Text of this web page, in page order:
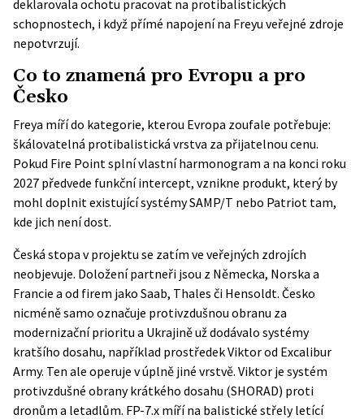
deklarovala ochotu pracovat na protibalistických
schopnostech, i když přímé napojení na Freyu veřejné zdroje
nepotvrzují.
Co to znamená pro Evropu a pro
Česko
Freya míří do kategorie, kterou Evropa zoufale potřebuje:
škálovatelná protibalistická vrstva za přijatelnou cenu.
Pokud Fire Point splní vlastní harmonogram a na konci roku
2027 předvede funkční intercept, vznikne produkt, který by
mohl doplnit existující systémy SAMP/T nebo Patriot tam,
kde jich není dost.
Česká stopa v projektu se zatím ve veřejných zdrojích
neobjevuje. Doložení partneři jsou z Německa, Norska a
Francie a od firem jako Saab, Thales či Hensoldt. Česko
nicméně samo označuje protivzdušnou obranu za
modernizační prioritu a Ukrajině už dodávalo systémy
kratšího dosahu, například prostředek Viktor od Excalibur
Army. Ten ale operuje v úplně jiné vrstvě. Viktor je systém
protivzdušné obrany krátkého dosahu (SHORAD) proti
dronům a letadlům. FP-7.x míří na balistické střely letící